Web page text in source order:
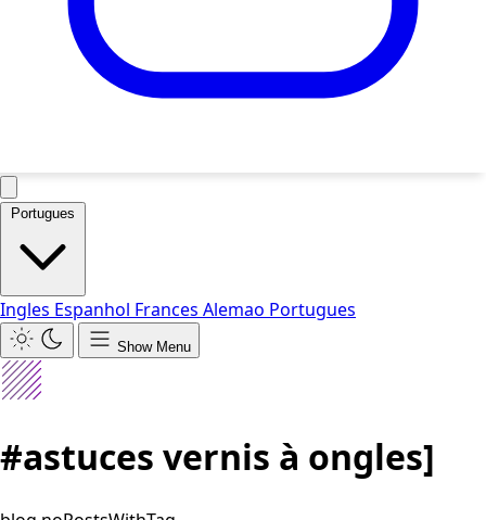
Portugues
Ingles Espanhol Frances Alemao Portugues
Show Menu
#astuces vernis à ongles]